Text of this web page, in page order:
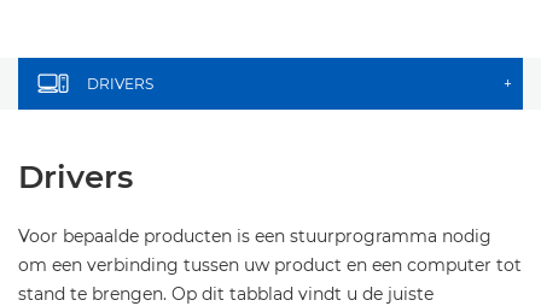
DRIVERS +
Drivers
Voor bepaalde producten is een stuurprogramma nodig
om een verbinding tussen uw product en een computer tot
stand te brengen. Op dit tabblad vindt u de juiste